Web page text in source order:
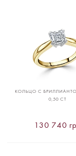
КОЛЬЦО С
0,50 CT
130 740